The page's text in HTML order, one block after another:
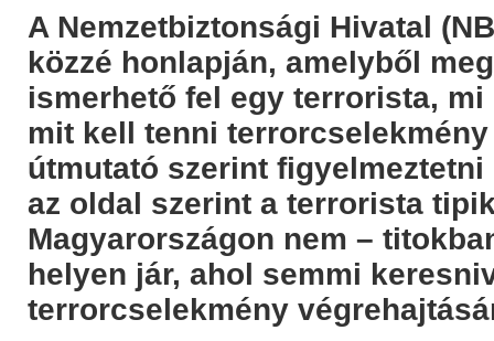
A Nemzetbiztonsági Hivatal
közzé honlapján, amelyből
ismerhető fel egy terrorista,
mit kell tenni
útmutató szerint figyelmeztetni
az oldal szerint a terrorista
Magyarországon nem –
helyen jár, ahol semmi
terrorcselekmény